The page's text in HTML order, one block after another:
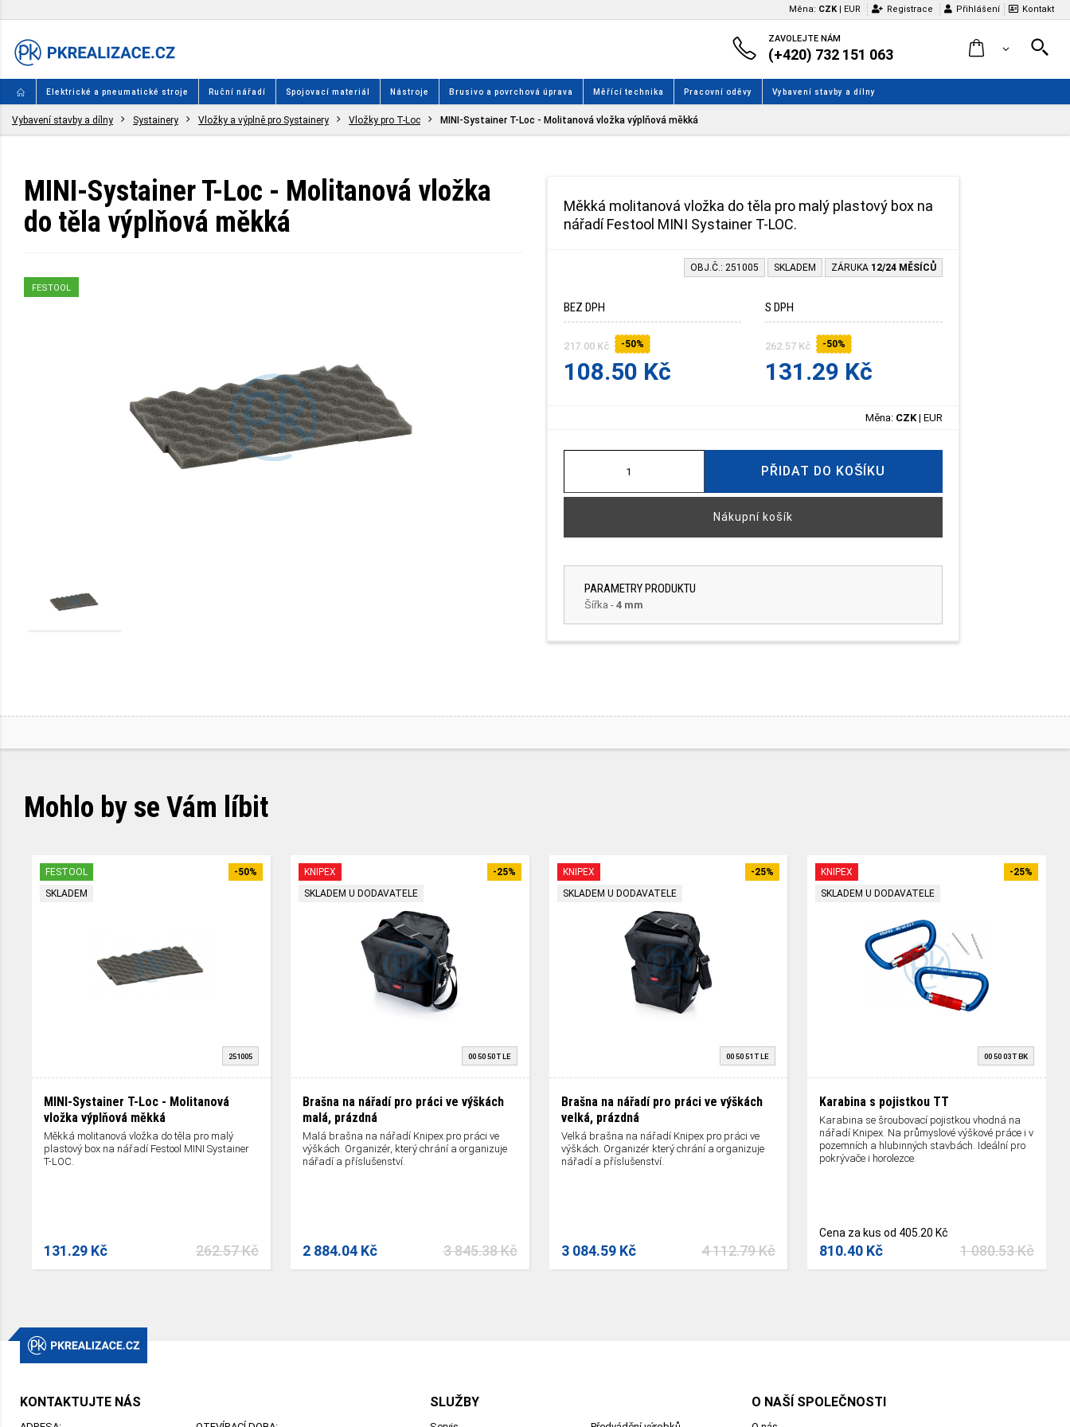
Měna: CZK | EUR Registrace Přihlášení Kontakt
ZAVOLEJTE NÁM
(+420) 732 151 063
Elektrické a pneumatické stroje Ruční nářadí Spojovací materiál Nástroje Brusivo a povrchová úprava Měřící technika Pracovní oděvy Vybavení stavby a dílny
Vybavení stavby a dílny Systainery Vložky a výplně pro Systainery Vložky pro T-Loc MINI-Systainer T-Loc - Molitanová vložka výplňová měkká
MINI-Systainer T-Loc - Molitanová vložka
do těla výplňová měkká
FESTOOL
Měkká molitanová vložka do těla pro malý plastový box na
nářadí Festool MINI Systainer T-LOC.
OBJ.Č.: 251005 SKLADEM ZÁRUKA 12/24 MĚSÍCŮ
BEZ DPH
217.00 Kč -50%
108.50 Kč
S DPH
262.57 Kč -50%
131.29 Kč
Měna: CZK| EUR
PŘIDAT DO KOŠÍKU
Nákupní košík
PARAMETRY PRODUKTU
Šířka - 4 mm
Mohlo by se Vám líbit
SKLADEM
FESTOOL -50%
251005
MINI-Systainer T-Loc - Molitanová
vložka výplňová měkká
Měkká molitanová vložka do těla pro malý
plastový box na nářadí Festool MINI Systainer
T-LOC.
262.57 Kč
131.29 Kč
SKLADEM U DODAVATELE
KNIPEX -25%
00 50 50 T LE
Brašna na nářadí pro práci ve výškách
malá, prázdná
Malá brašna na nářadí Knipex pro práci ve
výškách. Organizér, který chrání a organizuje
nářadí a příslušenství.
3 845.38 Kč
2 884.04 Kč
SKLADEM U DODAVATELE
KNIPEX -25%
00 50 51 T LE
Brašna na nářadí pro práci ve výškách
velká, prázdná
Velká brašna na nářadí Knipex pro práci ve
výškách. Organizér který chrání a organizuje
nářadí a příslušenství.
4 112.79 Kč
3 084.59 Kč
SKLADEM U DODAVATELE
KNIPEX -25%
00 50 03 T BK
Karabina s pojistkou TT
Karabina se šroubovací pojistkou vhodná na
nářadí Knipex. Na průmyslové výškové práce i v
pozemních a hlubinných stavbách. Ideální pro
pokrývače i horolezce.
1 080.53 Kč
810.40 Kč
Cena za kus od 405.20 Kč
KONTAKTUJTE NÁS SLUŽBY O NAŠÍ SPOLEČNOSTI